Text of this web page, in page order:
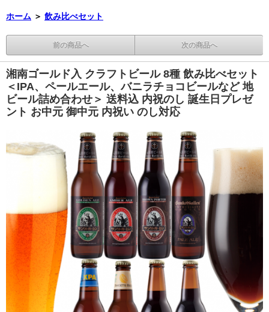
ホーム ＞ 飲み比べセット
前の商品へ 次の商品へ
湘南ゴールド入 クラフトビール 8種 飲み比べセット
＜IPA、ペールエール、バニラチョコビールなど 地
ビール詰め合わせ＞ 送料込 内祝のし 誕生日プレゼ
ント お中元 御中元 内祝い のし対応